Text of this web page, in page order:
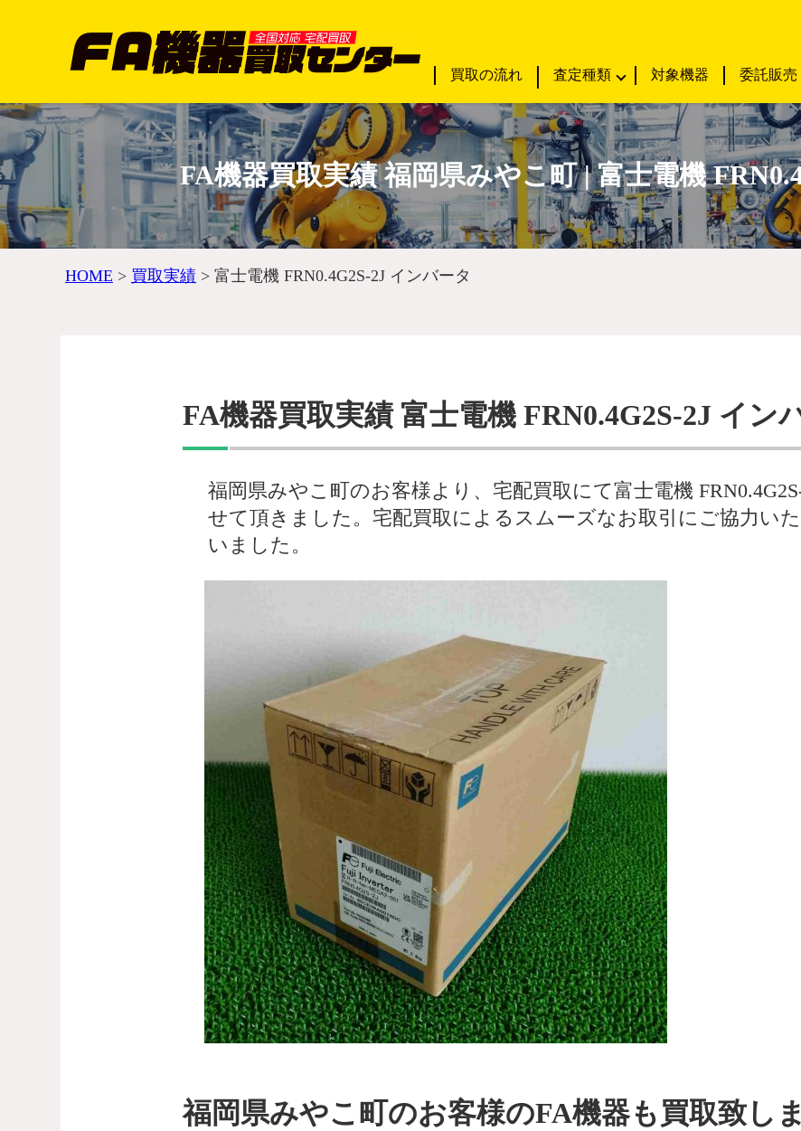
買取の流れ 査定種類 対象機器 委託販売
FA機器買取実績 福岡県みやこ町 | 富士電機
HOME > 買取実績 > 富士電機 FRN0.4G2S-2J インバータ
FA機器買取実績 富士電機 FRN0.4G2S-2J イン
福岡県みやこ町のお客様より、宅配買取にて富士電機
せて頂きました。宅配買取によるスムーズなお取引にご協力い
いました。
福岡県みやこ町のお客様のFA機器も買取致し